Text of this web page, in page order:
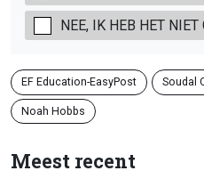
NEE, IK HEB HET NIET
EF Education-EasyPost Soudal
Noah Hobbs
Meest recent